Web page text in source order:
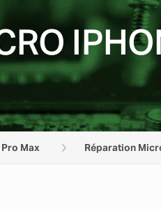
Pro Max Réparation